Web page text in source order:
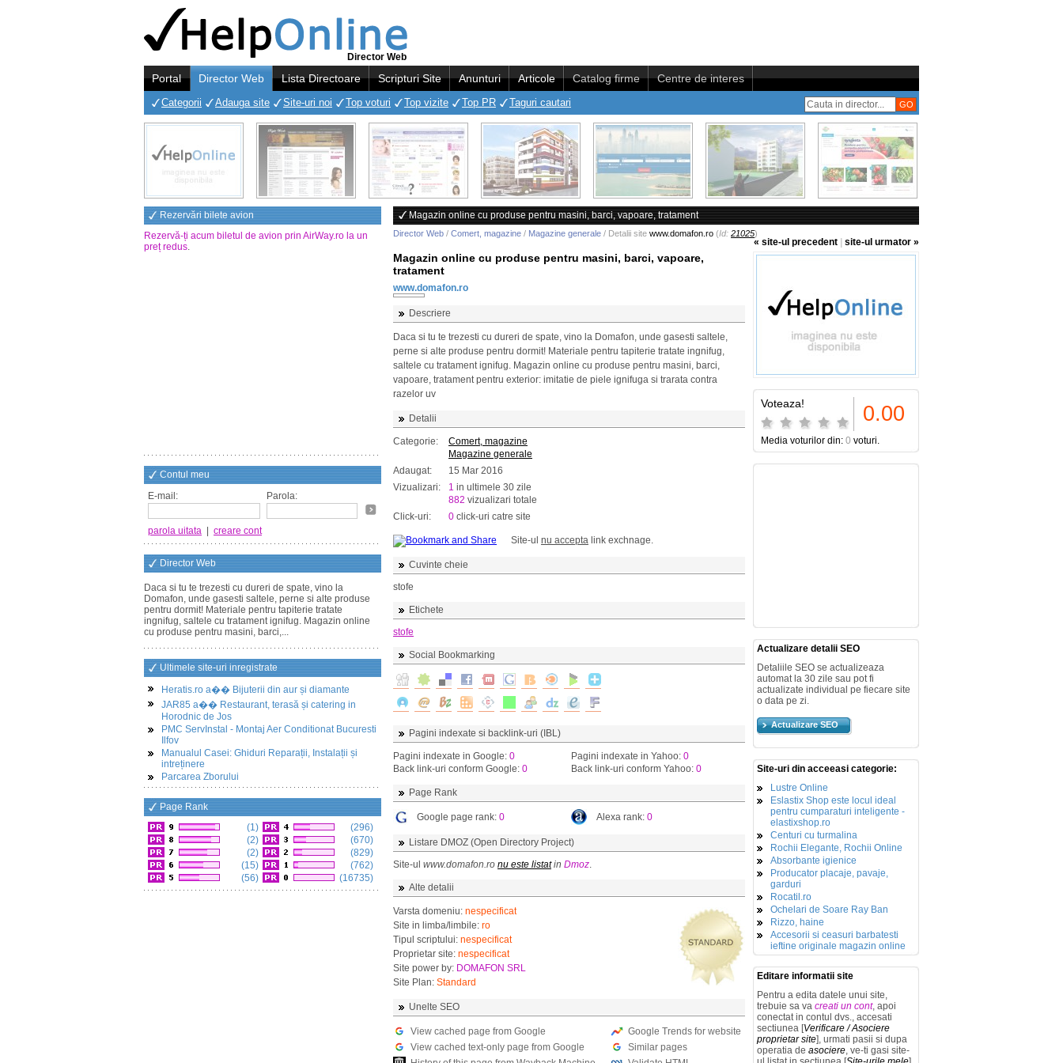
Director Web
Portal Director Web Lista Directoare Scripturi Site Anunturi Articole Catalog firme Centre de interes
Categorii Adauga site Site-uri noi Top voturi Top vizite Top PR Taguri cautari
Rezervări bilete avion
Rezervă-ți acum biletul de avion prin AirWay.ro la un
preț redus.
Contul meu
E-mail:
Parola:
parola uitata creare cont
Director Web
Daca si tu te trezesti cu dureri de spate, vino la
Domafon, unde gasesti saltele, perne si alte produse
pentru dormit! Materiale pentru tapiterie tratate
ingnifug, saltele cu tratament ignifug. Magazin online
cu produse pentru masini, barci,...
Ultimele site-uri inregistrate
Heratis.ro a�� Bijuterii din aur și diamante
JAR85 a�� Restaurant, terasă și catering in
Horodnic de Jos
PMC ServInstal - Montaj Aer Conditionat Bucuresti
Ilfov
Manualul Casei: Ghiduri Reparații, Instalații și
intreținere
Parcarea Zborului
Page Rank
(1)
(2)
(2)
(15)
(56)
(296)
(670)
(829)
(762)
(16735)
Magazin online cu produse pentru masini, barci, vapoare, tratament
Director Web / Comert, magazine / Magazine generale / Detalii site www.domafon.ro (Id: 21025)
« site-ul precedent site-ul urmator »
Magazin online cu produse pentru masini, barci, vapoare,
tratament
www.domafon.ro
Descriere
Daca si tu te trezesti cu dureri de spate, vino la Domafon, unde gasesti saltele,
perne si alte produse pentru dormit! Materiale pentru tapiterie tratate ingnifug,
saltele cu tratament ignifug. Magazin online cu produse pentru masini, barci,
vapoare, tratament pentru exterior: imitatie de piele ignifuga si trarata contra
razelor uv
Detalii
Categorie:
Comert, magazine
Magazine generale
Adaugat:
15 Mar 2016
Vizualizari:
1 in ultimele 30 zile
882 vizualizari totale
Click-uri:
0 click-uri catre site
Site-ul nu accepta link exchnage.
Cuvinte cheie
stofe
Etichete
stofe
Social Bookmarking
Pagini indexate si backlink-uri (IBL)
Pagini indexate in Google: 0
Back link-uri conform Google: 0
Pagini indexate in Yahoo: 0
Back link-uri conform Yahoo: 0
Page Rank
Google page rank: 0 Alexa rank: 0
Listare DMOZ (Open Directory Project)
Site-ul www.domafon.ro nu este listatin Dmoz.
Alte detalii
Varsta domeniu: nespecificat
Site in limba/limbile: ro
Tipul scriptului: nespecificat
Proprietar site: nespecificat
Site power by: DOMAFON SRL
Site Plan: Standard
Unelte SEO
View cached page from Google
View cached text-only page from Google
Google Trends for website
Similar pages
Voteaza! 0.00
Media voturilor din: 0 voturi.
Actualizare detalii SEO
Detaliile SEO se actualizeaza
automat la 30 zile sau pot fi
actualizate individual pe fiecare site
o data pe zi.
Actualizare SEO
Site-uri din acceeasi categorie:
Lustre Online
Eslastix Shop este locul ideal
pentru cumparaturi inteligente -
elastixshop.ro
Centuri cu turmalina
Rochii Elegante, Rochii Online
Absorbante igienice
Producator placaje, pavaje,
garduri
Rocatil.ro
Ochelari de Soare Ray Ban
Rizzo, haine
Accesorii si ceasuri barbatesti
ieftine originale magazin online
Editare informatii site
Pentru a edita datele unui site,
trebuie sa va creati un cont, apoi
conectat in contul dvs., accesati
sectiunea [Verificare / Asociere
proprietar site], urmati pasii si dupa
operatia de asociere, ve-ti gasi site-